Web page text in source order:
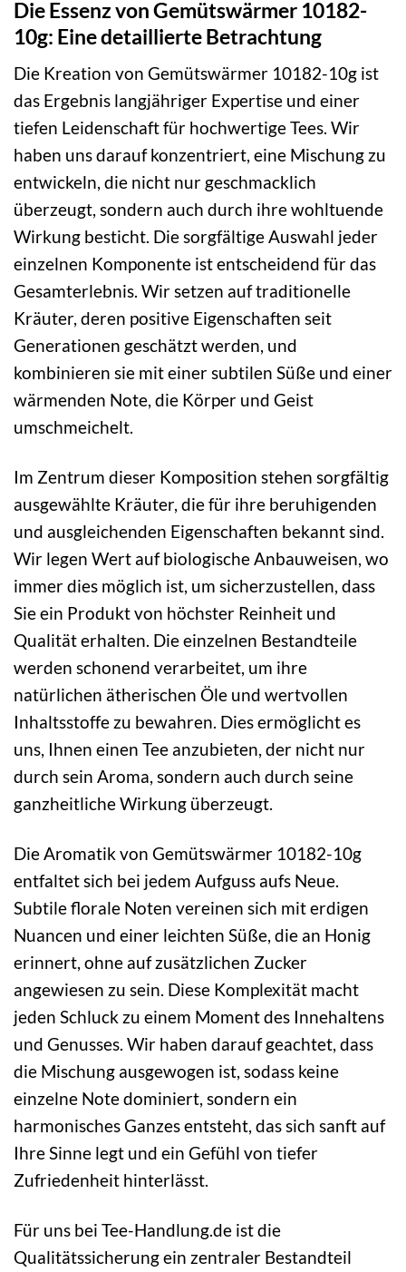
Die Essenz von Gemütswärmer 10182-
10g: Eine detaillierte Betrachtung
Die Kreation von Gemütswärmer 10182-10g ist
das Ergebnis langjähriger Expertise und einer
tiefen Leidenschaft für hochwertige Tees. Wir
haben uns darauf konzentriert, eine Mischung zu
entwickeln, die nicht nur geschmacklich
überzeugt, sondern auch durch ihre wohltuende
Wirkung besticht. Die sorgfältige Auswahl jeder
einzelnen Komponente ist entscheidend für das
Gesamterlebnis. Wir setzen auf traditionelle
Kräuter, deren positive Eigenschaften seit
Generationen geschätzt werden, und
kombinieren sie mit einer subtilen Süße und einer
wärmenden Note, die Körper und Geist
umschmeichelt.
Im Zentrum dieser Komposition stehen sorgfältig
ausgewählte Kräuter, die für ihre beruhigenden
und ausgleichenden Eigenschaften bekannt sind.
Wir legen Wert auf biologische Anbauweisen, wo
immer dies möglich ist, um sicherzustellen, dass
Sie ein Produkt von höchster Reinheit und
Qualität erhalten. Die einzelnen Bestandteile
werden schonend verarbeitet, um ihre
natürlichen ätherischen Öle und wertvollen
Inhaltsstoffe zu bewahren. Dies ermöglicht es
uns, Ihnen einen Tee anzubieten, der nicht nur
durch sein Aroma, sondern auch durch seine
ganzheitliche Wirkung überzeugt.
Die Aromatik von Gemütswärmer 10182-10g
entfaltet sich bei jedem Aufguss aufs Neue.
Subtile florale Noten vereinen sich mit erdigen
Nuancen und einer leichten Süße, die an Honig
erinnert, ohne auf zusätzlichen Zucker
angewiesen zu sein. Diese Komplexität macht
jeden Schluck zu einem Moment des Innehaltens
und Genusses. Wir haben darauf geachtet, dass
die Mischung ausgewogen ist, sodass keine
einzelne Note dominiert, sondern ein
harmonisches Ganzes entsteht, das sich sanft auf
Ihre Sinne legt und ein Gefühl von tiefer
Zufriedenheit hinterlässt.
Für uns bei Tee-Handlung.de ist die
Qualitätssicherung ein zentraler Bestandteil